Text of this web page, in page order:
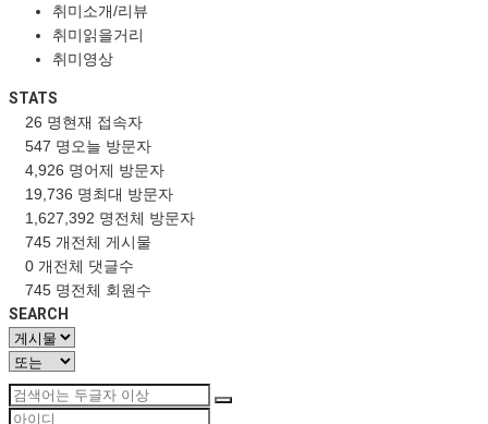
취미소개/리뷰
취미읽을거리
취미영상
STATS
26 명현재 접속자
547 명 오늘 방문자
4,926 명어제 방문자
19,736 명최대 방문자
1,627,392 명전체 방문자
745 개전체 게시물
0 개전체 댓글수
745 명전체 회원수
SEARCH